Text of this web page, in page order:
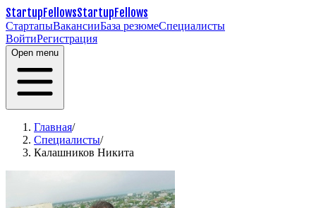
StartupFellowsStartupFellows
СтартапыВакансииБаза резюмеСпециалисты
ВойтиРегистрация
Open menu
Главная/
Специалисты/
Калашников Никита